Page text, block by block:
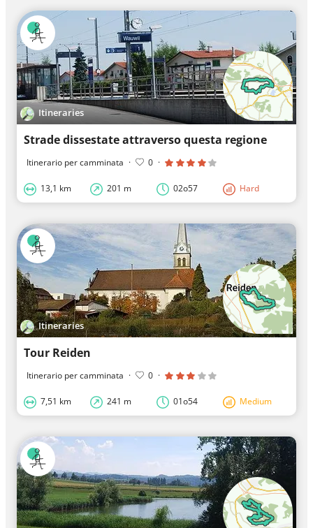
Itineraries
Strade dissestate attraverso questa regione
Itinerario per camminata · 0 ·
13,1 km 201 m 02o57 Hard
Itineraries
Tour Reiden
Itinerario per camminata · 0 ·
7,51 km 241 m 01o54 Medium